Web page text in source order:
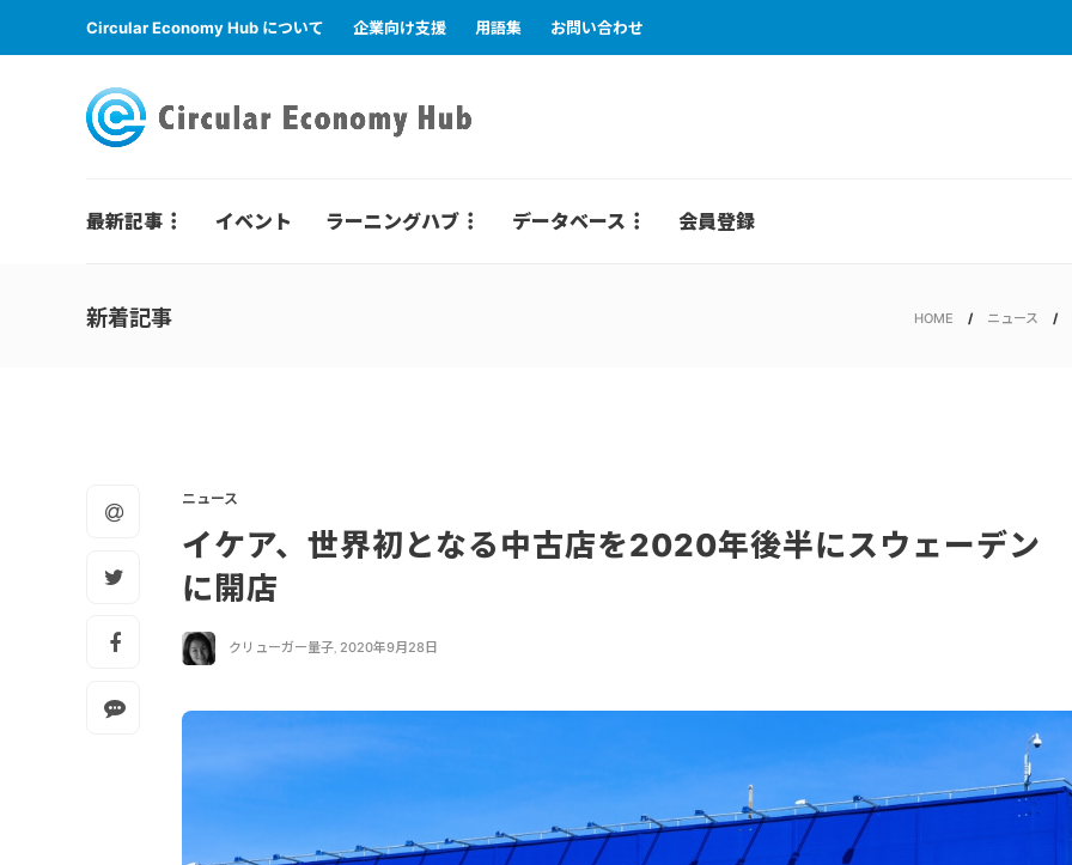
Circular Economy Hub について 企業向け支援 用語集 お問い合わせ
最新記事 イベント ラーニングハブ データベース 会員登録
新着記事 HOME ニュース
ニュース
イケア、世界初となる中古店を2020年後半にスウェーデン
に開店
クリューガー量子, 2020年9月28日